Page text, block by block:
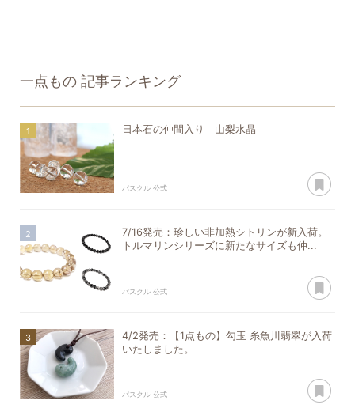
一点もの 記事ランキング
日本石の仲間入り 山梨水晶
パスクル 公式
7/16発売：珍しい非加熱シトリンが新入荷。
トルマリンシリーズに新たなサイズも仲...
パスクル 公式
4/2発売：【1点もの】勾玉 糸魚川翡翠が入荷
いたしました。
パスクル 公式